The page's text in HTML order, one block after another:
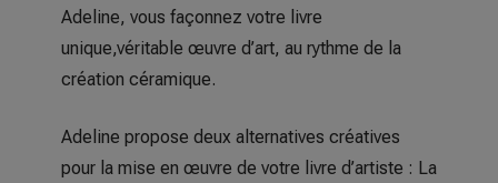
Adeline, vous façonnez votre livre
unique,véritable œuvre d’art, au rythme de la
création céramique.
Adeline propose deux alternatives créatives
pour la mise en œuvre de votre livre d’artiste : La